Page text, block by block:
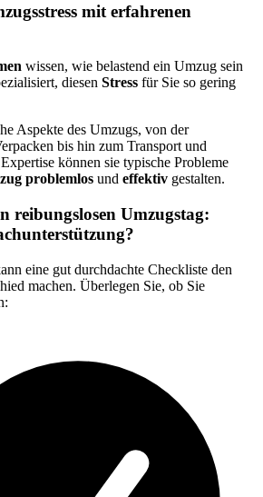
mit erfahrenen
wissen, wie belastend ein Umzug sein
diesen Stress für Sie so gering
Aspekte des Umzugs, von der
bis hin zum Transport und
können sie typische Probleme
problemlos und effektiv gestalten.
reibungslosen Umzugstag:
eine gut durchdachte Checkliste den
machen. Überlegen Sie, ob Sie